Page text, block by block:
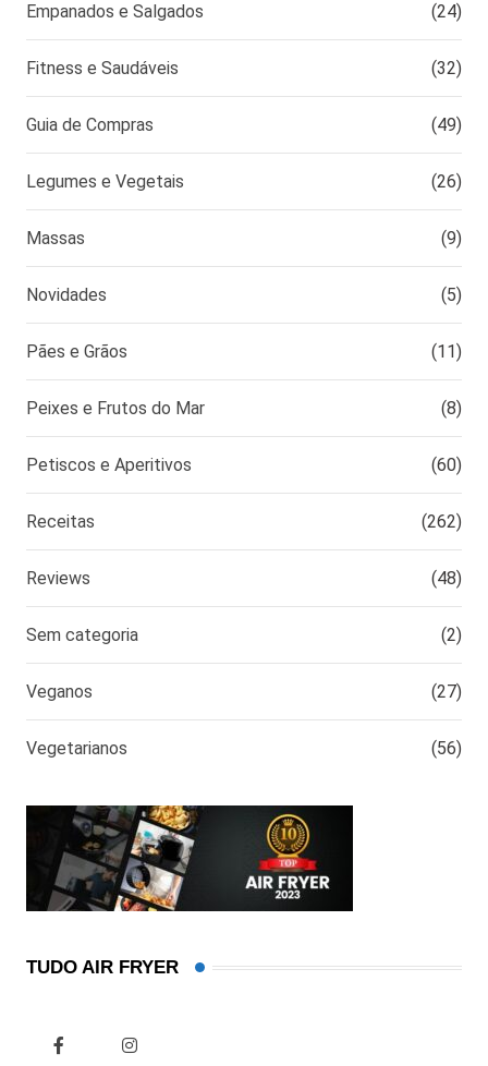
Empanados e Salgados (24)
Fitness e Saudáveis (32)
Guia de Compras (49)
Legumes e Vegetais (26)
Massas (9)
Novidades (5)
Pães e Grãos (11)
Peixes e Frutos do Mar (8)
Petiscos e Aperitivos (60)
Receitas (262)
Reviews (48)
Sem categoria (2)
Veganos (27)
Vegetarianos (56)
TUDO AIR FRYER